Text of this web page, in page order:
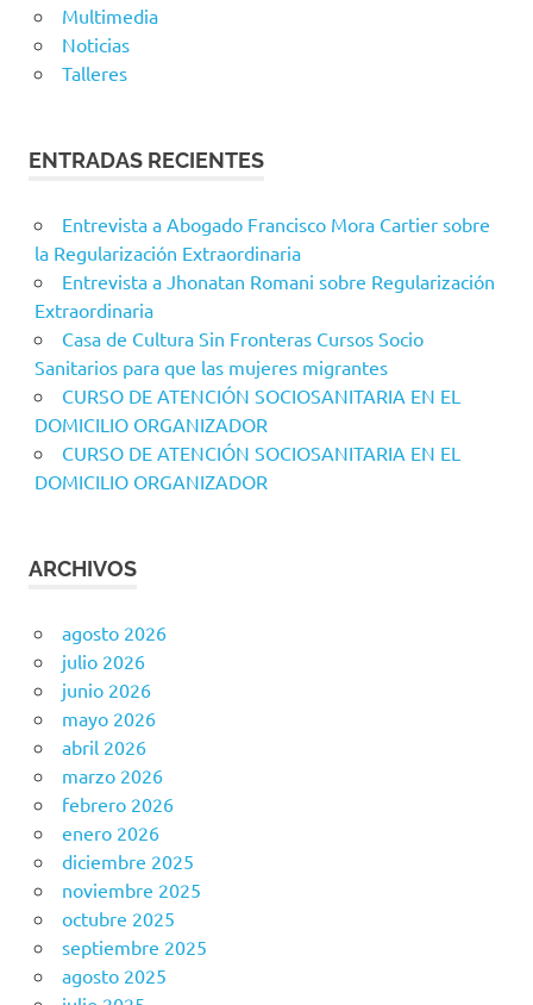
Multimedia
Noticias
Talleres
ENTRADAS RECIENTES
Entrevista a Abogado Francisco Mora Cartier sobre
la Regularización Extraordinaria
Entrevista a Jhonatan Romani sobre Regularización
Extraordinaria
Casa de Cultura Sin Fronteras Cursos Socio
Sanitarios para que las mujeres migrantes
CURSO DE ATENCIÓN SOCIOSANITARIA EN EL
DOMICILIO ORGANIZADOR
CURSO DE ATENCIÓN SOCIOSANITARIA EN EL
DOMICILIO ORGANIZADOR
ARCHIVOS
agosto 2026
julio 2026
junio 2026
mayo 2026
abril 2026
marzo 2026
febrero 2026
enero 2026
diciembre 2025
noviembre 2025
octubre 2025
septiembre 2025
agosto 2025